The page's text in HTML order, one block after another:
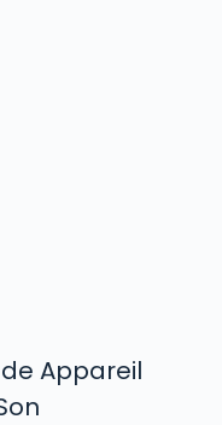
Appareil